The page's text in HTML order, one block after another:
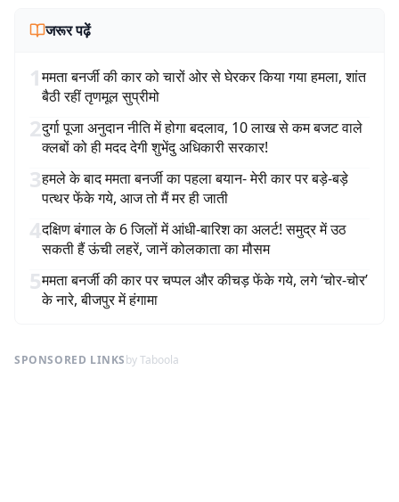
जरूर पढ़ें
1ममता बनर्जी की कार को चारों ओर से घेरकर किया गया हमला, शांत
बैठी रहीं तृणमूल सुप्रीमो
2दुर्गा पूजा अनुदान नीति में होगा बदलाव, 10 लाख से कम बजट वाले
क्लबों को ही मदद देगी शुभेंदु अधिकारी सरकार!
3हमले के बाद ममता बनर्जी का पहला बयान- मेरी कार पर बड़े-बड़े
पत्थर फेंके गये, आज तो मैं मर ही जाती
4दक्षिण बंगाल के 6 जिलों में आंधी-बारिश का अलर्ट! समुद्र में उठ
सकती हैं ऊंची लहरें, जानें कोलकाता का मौसम
5ममता बनर्जी की कार पर चप्पल और कीचड़ फेंके गये, लगे ‘चोर-चोर’
के नारे, बीजपुर में हंगामा
SPONSORED LINKSby Taboola